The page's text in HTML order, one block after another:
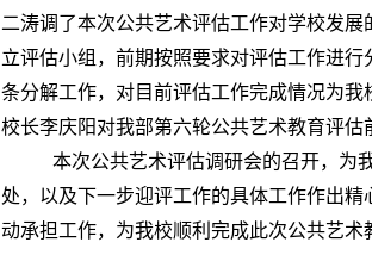
二涛调了本次公共艺术评估工作对学校发
立评估小组，前期按照要求对评估工作进
条分解工作，对目前评估工作完成情况为
校长李庆阳对我部第六轮公共艺术教育评估
本次公共艺术评估调研会的召开，为
处，以及下一步迎评工作的具体工作作出
动承担工作，为我校顺利完成此次公共艺术